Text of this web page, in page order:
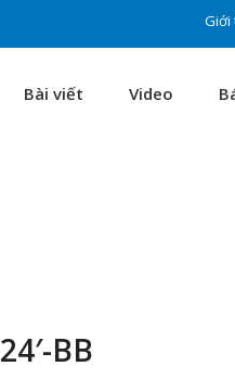
Giới
Bài viết Video
BB